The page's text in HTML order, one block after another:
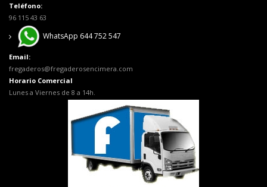
Teléfono:
96 115 43 63
WhatsApp 644 752 547
Email:
fregaderos@fregaderosencimera.com
Horario Comercial
Lunes a Viernes de 8 a 14h.